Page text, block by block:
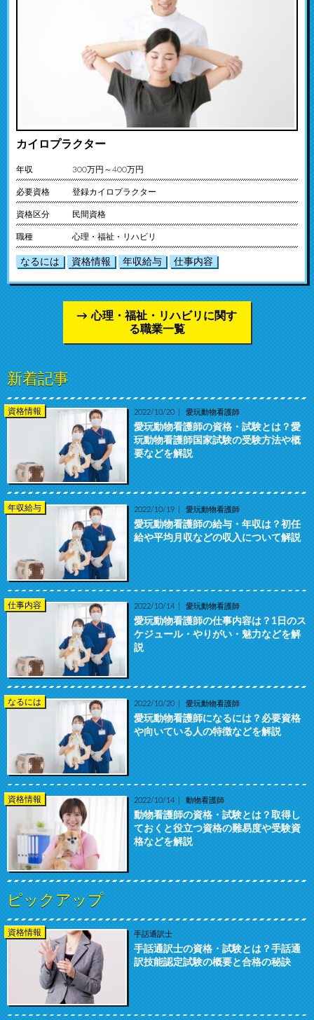
カイロプラクター
年収 300万円～400万円
必要資格 登録カイロプラクター
資格区分 民間資格
職種 心理・福祉・リハビリ
なるには 資格情報 年収給与 仕事内容
心理・福祉・リハビリに関す
る職業一覧
新着記事
資格情報 2022/10/20 愛玩動物看護師
愛玩動物看護師の資格・試験とは？愛
玩動物看護師国家試験の受験方法や概
要などを解説
年収給与 2022/10/19 愛玩動物看護師
愛玩動物看護師の給与・年収は？初任
給や平均月収などの収入について解説
仕事内容 2022/10/14 愛玩動物看護師
愛玩動物看護師の仕事内容は？1日のス
ケジュール・やりがい・魅力などを解
説
なるには 2022/10/20 愛玩動物看護師
愛玩動物看護師になるには？必要資格
や向いている人の特徴などを解説
資格情報 2022/10/14 動物看護師
動物看護師の資格・試験とは？取得し
ておくと役立つ資格の難易度や受験資
格などを解説
ピックアップ
資格情報 手話通訳士
手話通訳士の資格・試験とは？手話通
訳技能認定試験の概要と合格の秘訣